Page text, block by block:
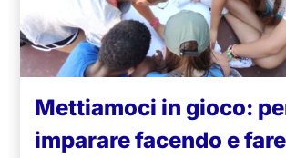
Mettiamoci in gioco:
imparare facendo e fare